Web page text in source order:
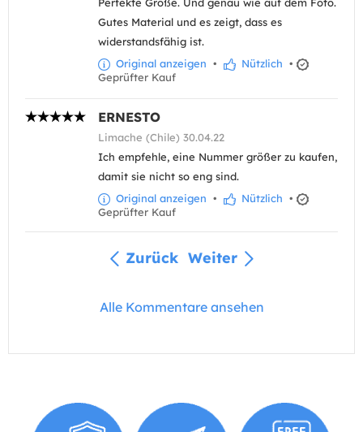
Gutes Material und es zeigt, dass es
widerstandsfähig ist.
Original anzeigen • Nützlich •
Geprüfter Kauf
ERNESTO
Limache (Chile) 30.04.22
Ich empfehle, eine Nummer größer zu kaufen,
damit sie nicht so eng sind.
Original anzeigen • Nützlich •
Geprüfter Kauf
Zurück Weiter
Alle Kommentare ansehen